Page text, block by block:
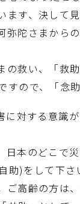
す、決して
陀さまから
救い、「救
ので、「念
対する意識
本のどこで
)をして下さ
高齢の方は